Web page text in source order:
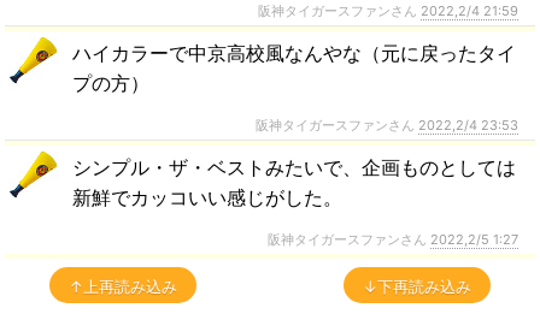
阪神タイガースファンさん 2022,2/4 21:59
ハイカラーで中京高校風なんやな（元に戻ったタイ
プの方）
阪神タイガースファンさん 2022,2/4 23:53
シンプル・ザ・ベストみたいで、企画ものとしては
新鮮でカッコいい感じがした。
阪神タイガースファンさん 2022,2/5 1:27
↑上再読み込み ↓下再読み込み